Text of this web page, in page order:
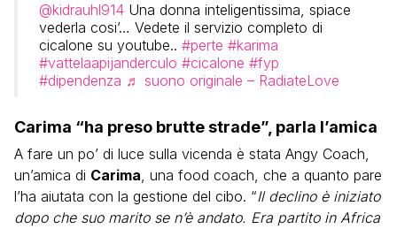
@kidrauhl914 Una donna inteligentissima, spiace
vederla cosi’… Vedete il servizio completo di
cicalone su youtube.. #perte #karima
#vattelaapijanderculo #cicalone #fyp
#dipendenza ♬ suono originale – RadiateLove
Carima “ha preso brutte strade”, parla l’amica
A fare un po’ di luce sulla vicenda è stata Angy Coach,
un’amica di Carima, una food coach, che a quanto pare
l’ha aiutata con la gestione del cibo. “Il declino è iniziato
dopo che suo marito se n’è andato. Era partito in Africa